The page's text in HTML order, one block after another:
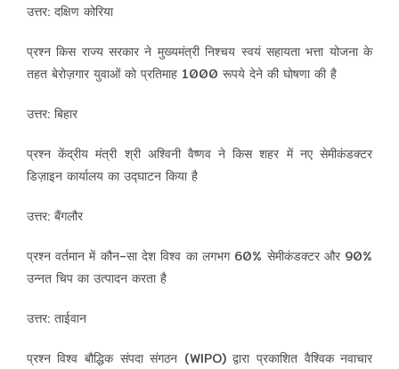
उत्तर: दक्षिण कोरिया
प्रश्न किस राज्य सरकार ने मुख्यमंत्री निश्चय स्वयं सहायता भत्ता योजना के
तहत बेरोज़गार युवाओं को प्रतिमाह 1000 रूपये देने की घोषणा की है
उत्तर: बिहार
प्रश्न केंद्रीय मंत्री श्री अश्विनी वैष्णव ने किस शहर में नए सेमीकंडक्टर
डिज़ाइन कार्यालय का उद्घाटन किया है
उत्तर: बैंगलौर
प्रश्न वर्तमान में कौन-सा देश विश्व का लगभग 60% सेमीकंडक्टर और 90%
उन्नत चिप का उत्पादन करता है
उत्तर: ताईवान
प्रश्न विश्व बौद्धिक संपदा संगठन (WIPO) द्वारा प्रकाशित वैश्विक नवाचार